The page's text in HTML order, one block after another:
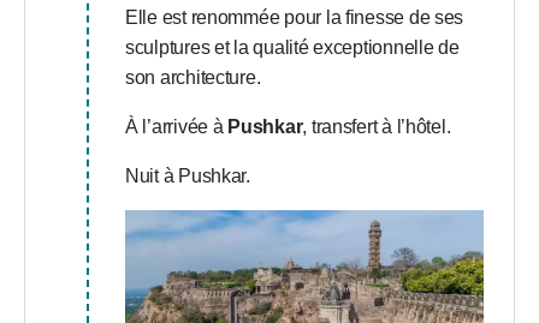
Elle est renommée pour la finesse de ses
sculptures et la qualité exceptionnelle de
son architecture.
À l’arrivée à Pushkar, transfert à l’hôtel.
Nuit à Pushkar.